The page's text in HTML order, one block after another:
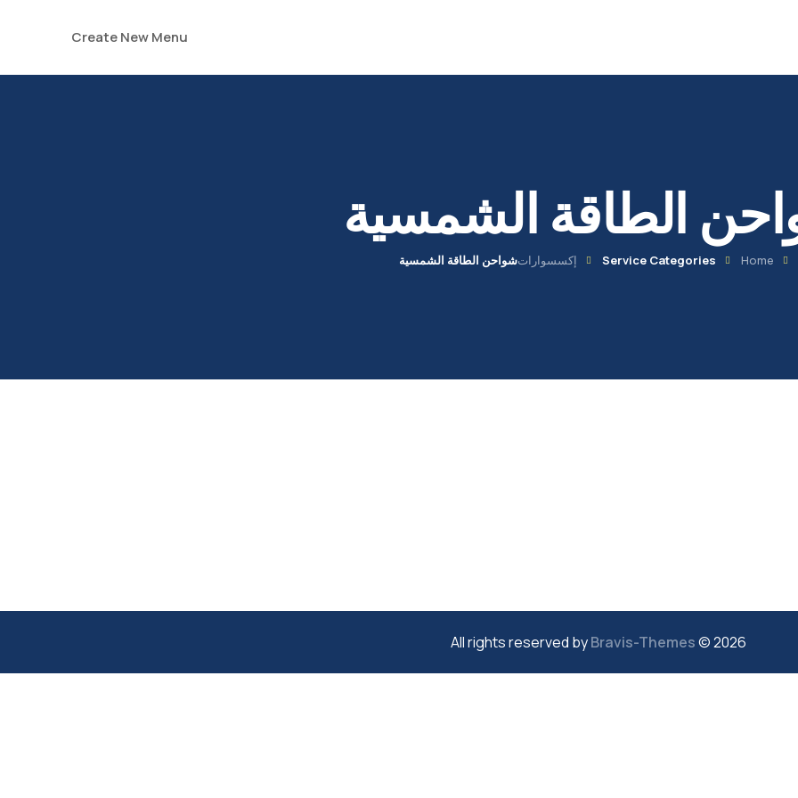
Create New Menu
الطاقة الشمسية
Home
Service Categories إكسسواراتشواحن الطاقة الشمسية
2026 © All rights reserved by
Bravis-Themes